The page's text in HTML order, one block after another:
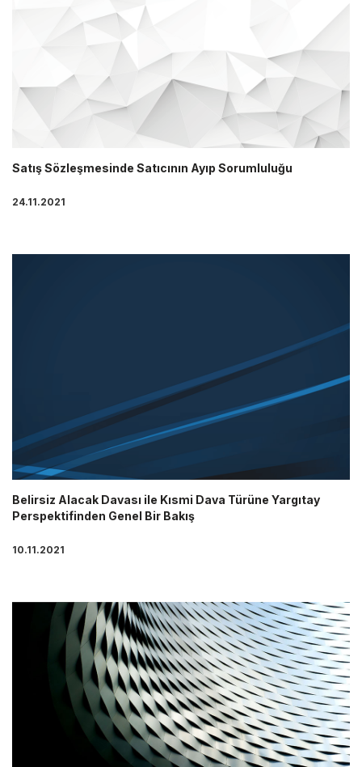
Satış Sözleşmesinde Satıcının Ayıp Sorumluluğu
24.11.2021
Belirsiz Alacak Davası ile Kısmi Dava Türüne Yargıtay
Perspektifinden Genel Bir Bakış
10.11.2021